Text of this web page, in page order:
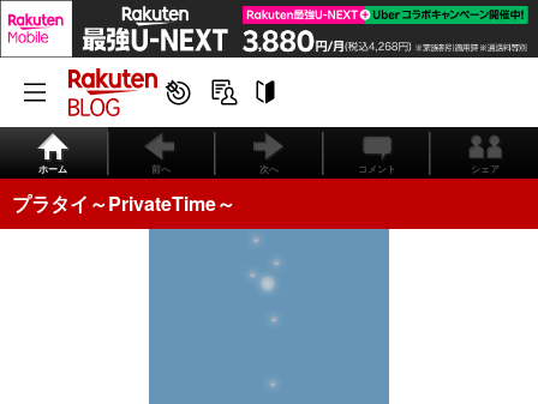
ホーム 前へ 次へ コメント シェア
プラタイ～PrivateTime～